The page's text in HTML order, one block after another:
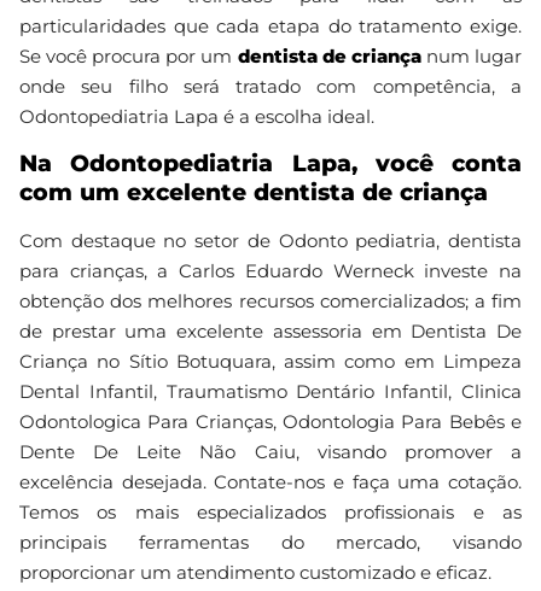
particularidades que cada etapa do tratamento exige.
Se você procura por um dentista de criançanum lugar
onde seu filho será tratado com competência, a
Odontopediatria Lapa é a escolha ideal.
Na Odontopediatria Lapa, você conta
com um excelente dentista de criança
Com destaque no setor de Odonto pediatria, dentista
para crianças, a Carlos Eduardo Werneck investe na
obtenção dos melhores recursos comercializados; a fim
de prestar uma excelente assessoria em Dentista De
Criança no Sítio Botuquara, assim como em Limpeza
Dental Infantil, Traumatismo Dentário Infantil, Clinica
Odontologica Para Crianças, Odontologia Para Bebês e
Dente De Leite Não Caiu, visando promover a
excelência desejada. Contate-nos e faça uma cotação.
Temos os mais especializados profissionais e as
principais ferramentas do mercado, visando
proporcionar um atendimento customizado e eficaz.